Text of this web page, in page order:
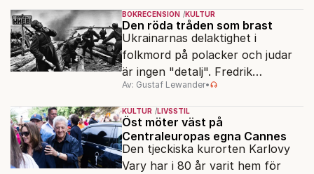
gör han en ny film.
BOKRECENSION KULTUR
Den röda tråden som brast
Ukrainarnas delaktighet i
folkmord på polacker och judar
är ingen "detalj". Fredrik
Segerfeldts iver att skildra den
ryska imperialismen leder till en
förenklad bild av historien.
Av: Gustaf Lewander•
KULTUR LIVSSTIL
Öst möter väst på
Centraleuropas egna Cannes
Den tjeckiska kurorten Karlovy
Vary har i 80 år varit hem för